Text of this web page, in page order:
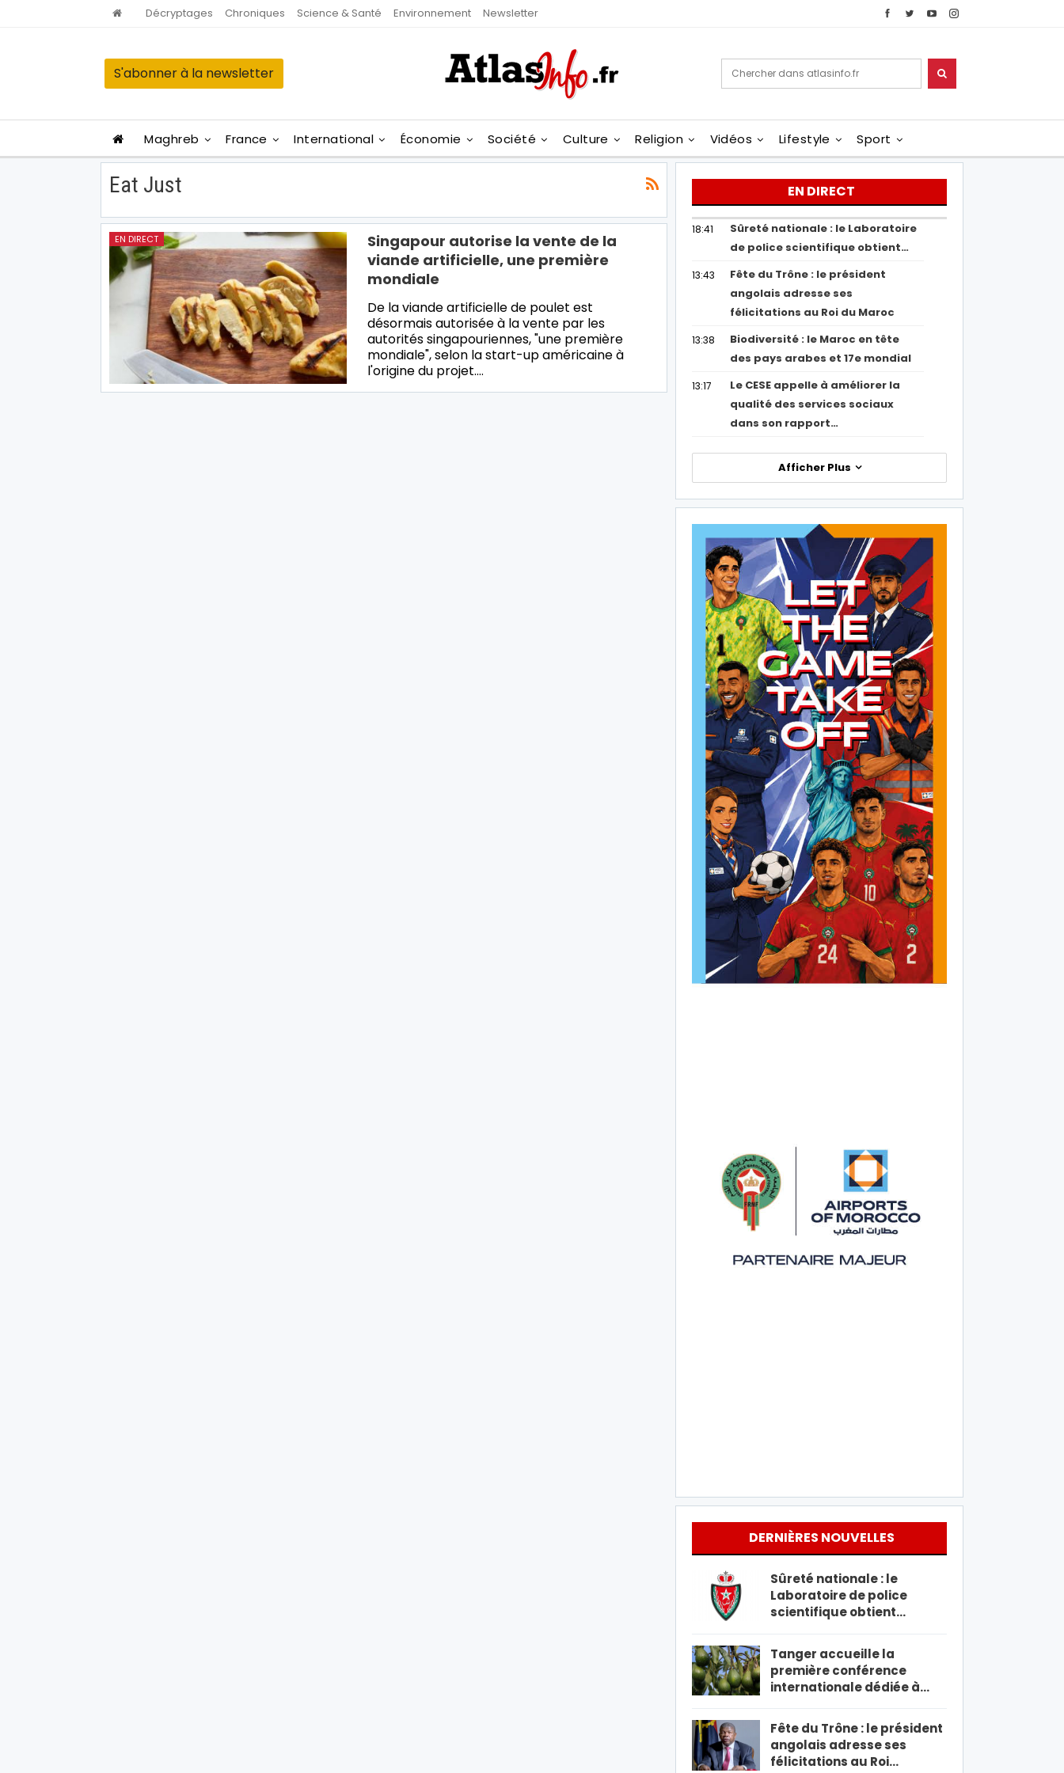
Décryptages Chroniques Science & Santé Environnement Newsletter
S'abonner à la newsletter
Maghreb France International Économie Société Culture Religion Vidéos Lifestyle Sport
Eat Just
EN DIRECT
Singapour autorise la vente de la
viande artificielle, une première
mondiale
De la viande artificielle de poulet est
désormais autorisée à la vente par les
autorités singapouriennes, "une première
mondiale", selon la start-up américaine à
l'origine du projet.…
EN DIRECT
18:41
Sûreté nationale : le Laboratoire
de police scientifique obtient…
13:43
Fête du Trône : le président
angolais adresse ses
félicitations au Roi du Maroc
13:38
Biodiversité : le Maroc en tête
des pays arabes et 17e mondial
13:17
Le CESE appelle à améliorer la
qualité des services sociaux
dans son rapport…
Afficher Plus
DERNIÈRES NOUVELLES
Sûreté nationale : le
Laboratoire de police
scientifique obtient…
Tanger accueille la
première conférence
internationale dédiée à…
Fête du Trône : le président
angolais adresse ses
félicitations au Roi…